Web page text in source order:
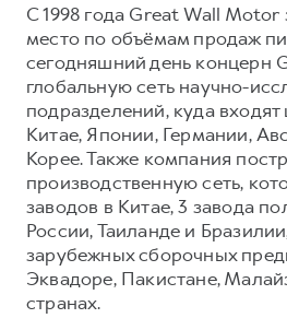
С 1998 года Great Wall Motor
место по объёмам продаж
сегодняшний день концерн
глобальную сеть научно-
подразделений, куда
Китае, Японии, Германии,
Корее. Также компания
производственную сеть,
заводов в Китае, 3 завода
России, Таиланде и
зарубежных сборочных
Эквадоре, Пакистане,
странах.